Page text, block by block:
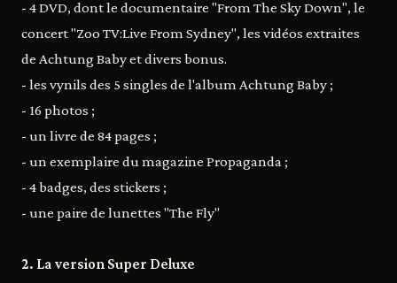
- 4 DVD, dont le documentaire "From The Sky Down", le
concert "Zoo TV:Live From Sydney", les vidéos extraites
de Achtung Baby et divers bonus.
- les vynils des 5 singles de l'album Achtung Baby ;
- 16 photos ;
- un livre de 84 pages ;
- un exemplaire du magazine Propaganda ;
- 4 badges, des stickers ;
- une paire de lunettes "The Fly"
2. La version Super Deluxe